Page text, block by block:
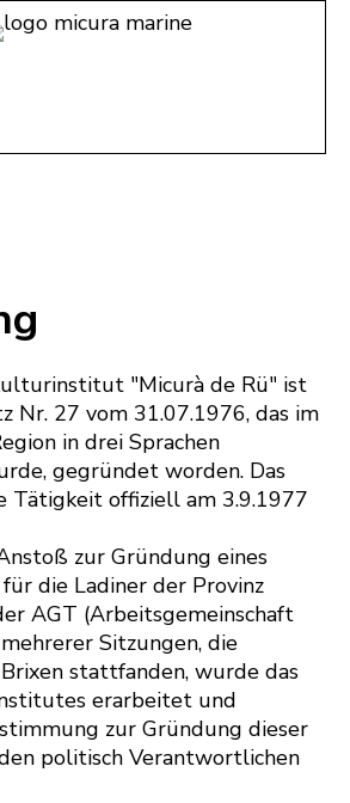
"Micurà de Rü" ist
Nr. 27 vom 31.07.1976, das im
in drei Sprachen
gegründet worden. Das
Tätigkeit offiziell am 3.9.1977
zur Gründung eines
die Ladiner der Provinz
AGT (Arbeitsgemeinschaft
Sitzungen, die
stattfanden, wurde das
erarbeitet und
zur Gründung dieser
politisch Verantwortlichen